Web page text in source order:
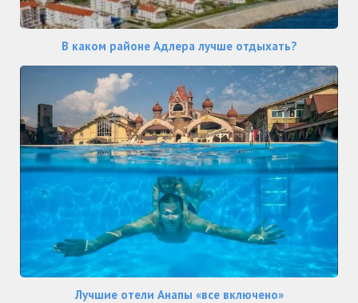
В каком районе Адлера лучше отдыхать?
Лучшие отели Анапы «все включено»